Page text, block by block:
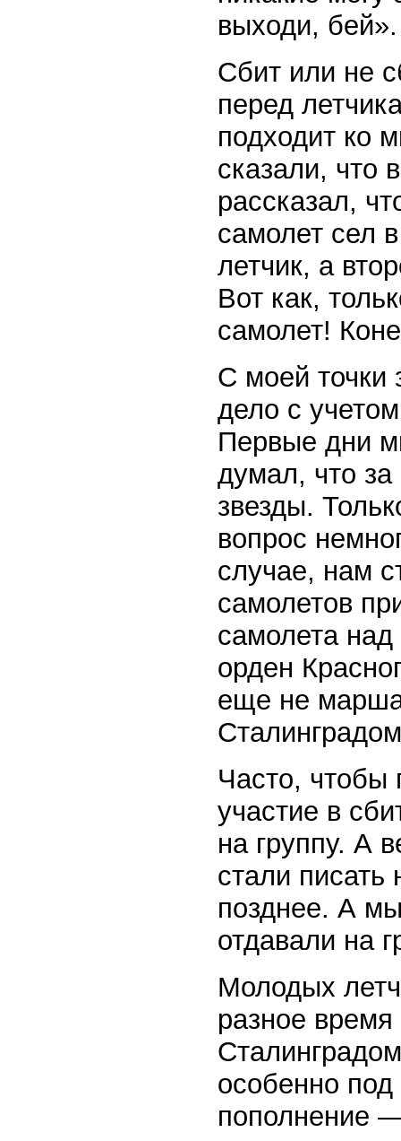
выходи,
Сбит или не
перед
подходит ко
сказали, что
рассказал,
самолет сел
летчик, а
Вот как,
самолет!
С моей точки
дело с
Первые дни
думал, что за
звезды.
вопрос
случае, нам
самолетов
самолета
орден
еще не
Часто,
участие в
на группу. А
стали писать
позднее. А
отдавали на
Молодых
разное
особенно
пополнение